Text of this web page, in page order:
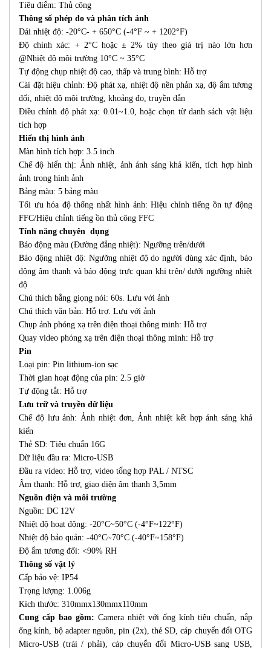
Tiêu điểm: Thủ công
Thông số phép đo và phân tích ảnh
Dải nhiệt độ: -20°C- + 650°C (-4°F ~ + 1202°F)
Độ chính xác: + 2°C hoặc ± 2% tùy theo giá trị nào lớn hơn
@Nhiệt độ môi trường 10°C ~ 35°C
Tự động chụp nhiệt độ cao, thấp và trung bình: Hỗ trợ
Cài đặt hiệu chỉnh: Độ phát xạ, nhiệt độ nền phản xạ, độ ẩm tương
đối, nhiệt độ môi trường, khoảng đo, truyền dẫn
Điều chỉnh độ phát xạ: 0.01~1.0, hoặc chọn từ danh sách vật liệu
tích hợp
Hiển thị hình ảnh
Màn hình tích hợp: 3.5 inch
Chế độ hiển thị: Ảnh nhiệt, ảnh ánh sáng khả kiến, tích hợp hình
ảnh trong hình ảnh
Bảng màu: 5 bảng màu
Tối ưu hóa độ thống nhất hình ảnh: Hiệu chỉnh tiếng ồn tự động
FFC/Hiệu chỉnh tiếng ồn thủ công FFC
Tính năng chuyên dụng
Báo động màu (Đường đẳng nhiệt): Ngưỡng trên/dưới
Báo động nhiệt độ: Ngưỡng nhiệt độ do người dùng xác định, báo
động âm thanh và báo động trực quan khi trên/ dưới ngưỡng nhiệt
độ
Chú thích bằng giọng nói: 60s. Lưu với ảnh
Chú thích văn bản: Hỗ trợ. Lưu với ảnh
Chụp ảnh phóng xạ trên điện thoại thông minh: Hỗ trợ
Quay video phóng xạ trên điện thoại thông minh: Hỗ trợ
Pin
Loại pin: Pin lithium-ion sạc
Thời gian hoạt động của pin: 2.5 giờ
Tự động tắt: Hỗ trợ
Lưu trữ và truyền dữ liệu
Chế độ lưu ảnh: Ảnh nhiệt đơn, Ảnh nhiệt kết hợp ánh sáng khả
kiến
Thẻ SD: Tiêu chuẩn 16G
Dữ liệu đầu ra: Micro-USB
Đầu ra video: Hỗ trợ, video tổng hợp PAL / NTSC
Âm thanh: Hỗ trợ, giao diện âm thanh 3,5mm
Nguồn điện và môi trường
Nguồn: DC 12V
Nhiệt độ hoạt động: -20°C~50°C (-4°F~122°F)
Nhiệt độ bảo quản: -40°C~70°C (-40°F~158°F)
Độ ẩm tương đối: <90% RH
Thông số vật lý
Cấp bảo vệ: IP54
Trọng lượng: 1.006g
Kích thước: 310mmx130mmx110mm
Cung cấp bao gồm: Camera nhiệt với ống kính tiêu chuẩn, nắp
ống kính, bộ adapter nguồn, pin (2x), thẻ SD, cáp chuyển đổi OTG
Micro-USB (trái / phải), cáp chuyển đổi Micro-USB sang USB,